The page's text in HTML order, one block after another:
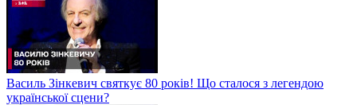
Василь Зінкевич святкує 80 років! Що сталося з легендою
української сцени?